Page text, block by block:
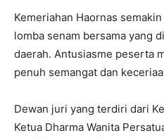
Kemeriahan Haornas
lomba senam bersama yang
daerah. Antusiasme peserta
penuh semangat dan
Dewan juri yang terdiri dari
Ketua Dharma Wanita